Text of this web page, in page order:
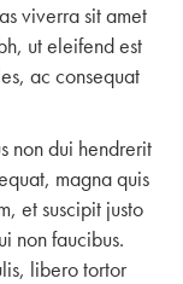
viverra sit amet
ut eleifend est
ac consequat
non dui hendrerit
magna quis
et suscipit justo
non faucibus.
libero tortor